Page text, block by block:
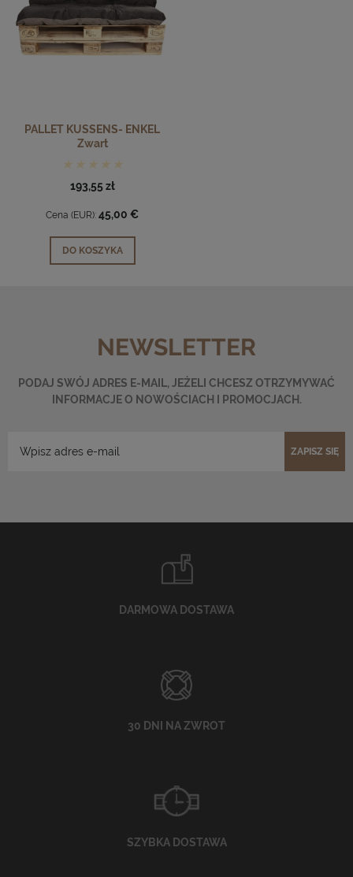
PALLET KUSSENS- ENKEL
Zwart
193,55 zł
Cena (EUR): 45,00 €
DO KOSZYKA
NEWSLETTER
PODAJ SWÓJ ADRES E-MAIL, JEŻELI CHCESZ OTRZYMYWAĆ
INFORMACJE O NOWOŚCIACH I PROMOCJACH.
ZAPISZ SIĘ
DARMOWA DOSTAWA
30 DNI NA ZWROT
SZYBKA DOSTAWA